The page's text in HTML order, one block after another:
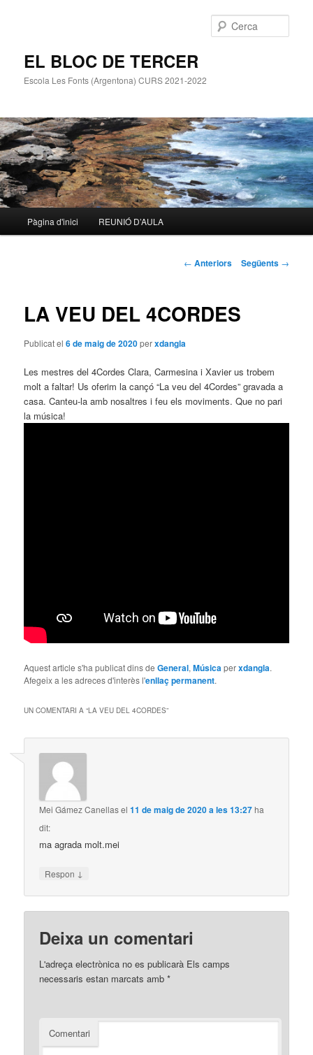
EL BLOC DE TERCER
Escola Les Fonts (Argentona) CURS 2021-2022
principal
Aneu
principal
Pàgina d'inici REUNIÓ D’AULA
Navegació
← Anteriors Següents →
LA VEU DEL 4CORDES
Publicat el6 de maig de 2020perxdangla
Les mestres del 4Cordes Clara, Carmesina i Xavier us trobem
molt a faltar! Us oferim la cançó “La veu del 4Cordes” gravada a
casa. Canteu-la amb nosaltres i feu els moviments. Que no pari
la música!
Aquest article s'ha publicat dins deGeneral,Músicaperxdangla.
Afegeix a les adreces d'interès l'enllaç permanent.
UN COMENTARI A “LA VEU DEL 4CORDES”
Mei Gámez Canellasel11 de maig de 2020 a les 13:27ha
dit:
ma agrada molt.mei
Respon ↓
Deixa un comentari
L'adreça electrònica no es publicarà Els camps
necessaris estan marcats amb*
Comentari